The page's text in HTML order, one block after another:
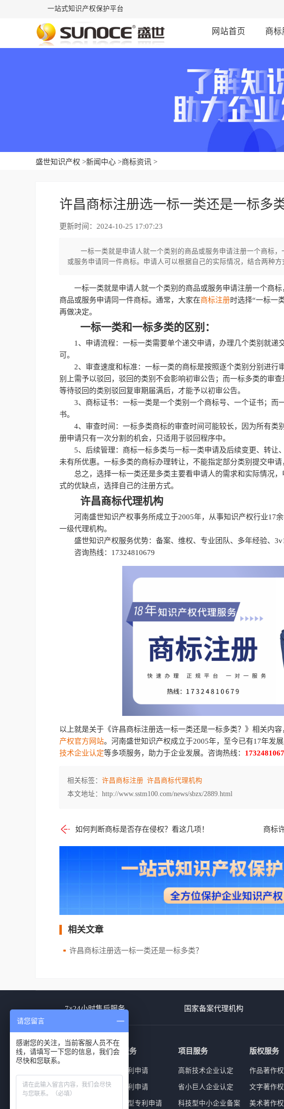
一站式知识产权保护平台
网站首页 商标
盛世知识产权 >新闻中心 >商标资讯 >
许昌商标注册选一标一类还是一标多类
更新时间：2024-10-25 17:07:23
一标一类就是申请人就一个类别的商品或服务申请注册一个商标
或服务申请同一件商标。申请人可以根据自己的实际情况，结合两种方
一标一类就是申请人就一个类别的商品或服务申请注册一个商
商品或服务申请同一件商标。通常，大家在商标注册时选择“一标一
再做决定。
一标一类和一标多类的区别：
1、申请流程：一标一类需要单个递交申请，办理几个类别就递
可。
2、审查速度和标准：一标一类的商标是按照逐个类别分别进行
别上需予以驳回，驳回的类别不会影响初审公告；而一标多类的审
等待驳回的类别驳回复审期届满后，才能予以初审公告。
3、商标证书：一标一类是一个类别一个商标号、一个证书；而
书。
4、审查时间：一标多类商标的审查时间可能较长，因为所有类
册申请只有一次分割的机会，只适用于驳回程序中。
5、后续管理：商标一标多类与一标一类申请及后续变更、转
未有所优惠。一标多类的商标办理转让，不能指定部分类别提交申
总之，选择一标一类还是多类主要看申请人的需求和实际情况
式的优缺点，选择自己的注册方式。
许昌商标代理机构
河南盛世知识产权事务所成立于2005年，从事知识产权行业17
一级代理机构。
盛世知识产权服务优势：备案、维权、专业团队、多年经验、
咨询热线：17324810679
以上就是关于《许昌商标注册选一标一类还是一标多类？》相关内
产权官方网站。河南盛世知识产权成立于2005年，至今已有17年发
技术企业认定等多项服务，助力于企业发展。咨询热线：
相关标签： 许昌商标注册 许昌商标代理机构
本文地址：http://www.sstm100.com/news/sbzx/2889.html
如何判断商标是否存在侵权？看这几项！ 商标
相关文章
许昌商标注册选一标一类还是一标多类？
7×24小时售后服务 国家备案代理机构
商标服务
商标注册
专利服务
外观专利申请
发明专利申请
实用新型专利申请
项目服务
高新技术企业认定
省小巨人企业认定
科技型中小企业备案
版权服务
作品著作权
文字著作权
美术著作权
请您留言
感谢您的关注，当前客服人员不在
线，请填写一下您的信息，我们会
尽快和您联系。